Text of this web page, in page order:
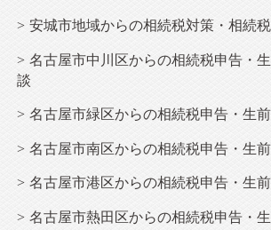
安城市地域からの相続税対策・相続
名古屋市中川区からの相続税申告・
談
名古屋市緑区からの相続税申告・生
名古屋市南区からの相続税申告・生
名古屋市港区からの相続税申告・生
名古屋市熱田区からの相続税申告・